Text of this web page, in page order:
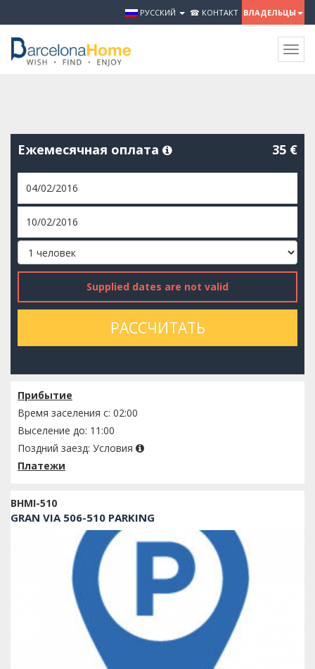
РУССКИЙ ☎ КОНТАКТ ВЛАДЕЛЬЦЫ
Ежемесячная оплата 35 €
Supplied dates are not valid
РАССЧИТАТЬ
Прибытие
Время заселения с: 02:00
Выселение до: 11:00
Поздний заезд: Условия
Платежи
BHMI-510
GRAN VIA 506-510 PARKING